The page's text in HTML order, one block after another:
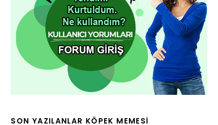
SON YAZILANLAR KÖPEK MEMESI